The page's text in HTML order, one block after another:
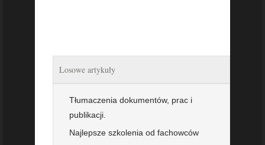
Losowe artykuły
Tłumaczenia dokumentów, prac i
publikacji.
Najlepsze szkolenia od fachowców